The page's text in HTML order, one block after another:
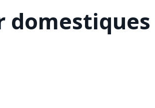
domestiques